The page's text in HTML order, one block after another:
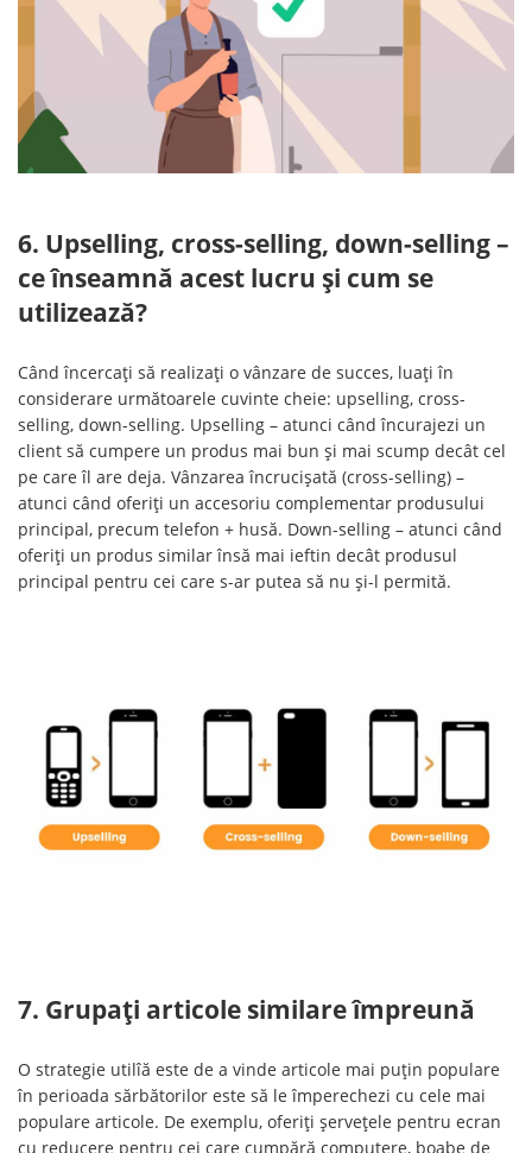
6. Upselling, cross-selling, down-selling –
ce înseamnă acest lucru și cum se
utilizează?
Când încercați să realizați o vânzare de succes, luați în
considerare următoarele cuvinte cheie: upselling, cross-
selling, down-selling. Upselling – atunci când încurajezi un
client să cumpere un produs mai bun și mai scump decât cel
pe care îl are deja. Vânzarea încrucișată (cross-selling) –
atunci când oferiți un accesoriu complementar produsului
principal, precum telefon + husă. Down-selling – atunci când
oferiți un produs similar însă mai ieftin decât produsul
principal pentru cei care s-ar putea să nu și-l permită.
7. Grupați articole similare împreună
O strategie utilîă este de a vinde articole mai puțin populare
în perioada sărbătorilor este să le împerechezi cu cele mai
populare articole. De exemplu, oferiți șervețele pentru ecran
cu reducere pentru cei care cumpără computere, boabe de